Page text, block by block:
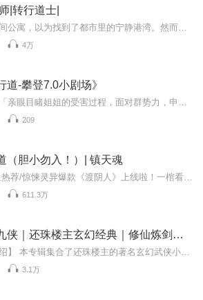
|转行道士|
4万
道-攀登7.0小剧场》
209
（胆小勿入！）| 镇天魂
611.3万
青城十九侠｜还珠楼主玄幻经典｜修仙炼剑行道诛魔
3.1万